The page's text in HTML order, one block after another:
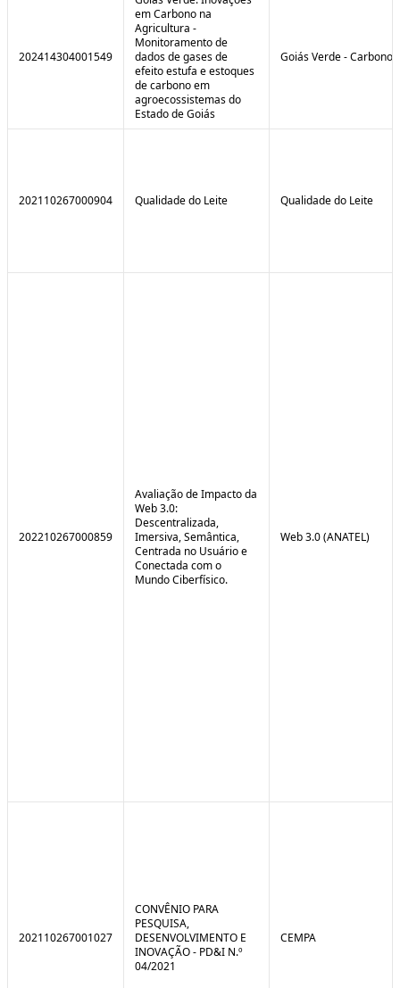
202414304001549
em Carbono na
Agricultura -
Monitoramento de
dados de gases de
efeito estufa e estoques
de carbono em
agroecossistemas do
Estado de Goiás
Goiás Verde - Carbono
202110267000904 Qualidade do Leite Qualidade do Leite
202210267000859
Avaliação de Impacto da
Web 3.0:
Descentralizada,
Imersiva, Semântica,
Centrada no Usuário e
Conectada com o
Mundo Ciberfísico.
Web 3.0 (ANATEL)
202110267001027
CONVÊNIO PARA
PESQUISA,
DESENVOLVIMENTO E
INOVAÇÃO - PD&I N.º
04/2021
CEMPA